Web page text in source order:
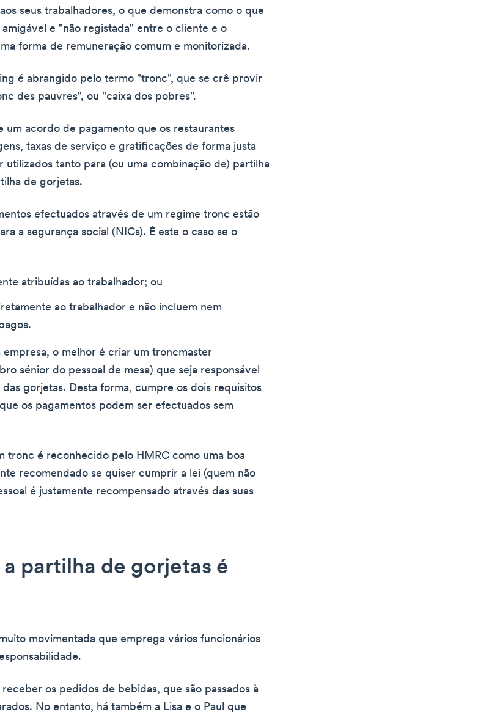
seus trabalhadores, o que demonstra como o que
e "não registada" entre o cliente e o
forma de remuneração comum e monitorizada.
é abrangido pelo termo "tronc", que se crê provir
des pauvres", ou "caixa dos pobres".
um acordo de pagamento que os restaurantes
taxas de serviço e gratificações de forma justa
utilizados tanto para (ou uma combinação de) partilha
de gorjetas.
efectuados através de um regime tronc estão
a segurança social (NICs). É este o caso se o
atribuídas ao trabalhador; ou
ao trabalhador e não incluem nem
empresa, o melhor é criar um troncmaster
sénior do pessoal de mesa) que seja responsável
gorjetas. Desta forma, cumpre os dois requisitos
os pagamentos podem ser efectuados sem
tronc é reconhecido pelo HMRC como uma boa
recomendado se quiser cumprir a lei (quem não
é justamente recompensado através das suas
a partilha de gorjetas é
movimentada que emprega vários funcionários
os pedidos de bebidas, que são passados à
No entanto, há também a Lisa e o Paul que